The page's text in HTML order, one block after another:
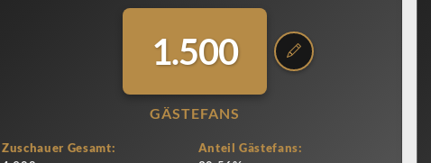
1.500
GÄSTEFANS
Zuschauer Gesamt:
Anteil Gästefans: